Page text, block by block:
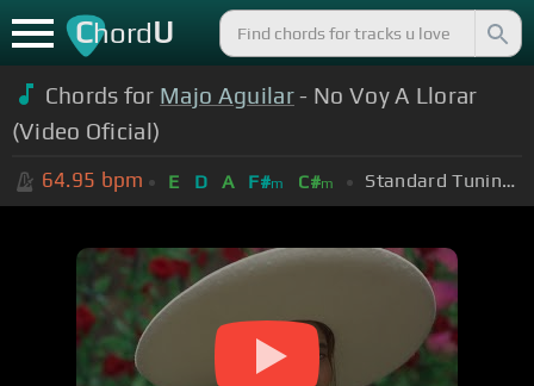
ChordU
Chords for Majo Aguilar- No Voy A Llorar
(Video Oficial)
64.95 bpm E D A F#m C#m Standard Tuning (EADGBE)